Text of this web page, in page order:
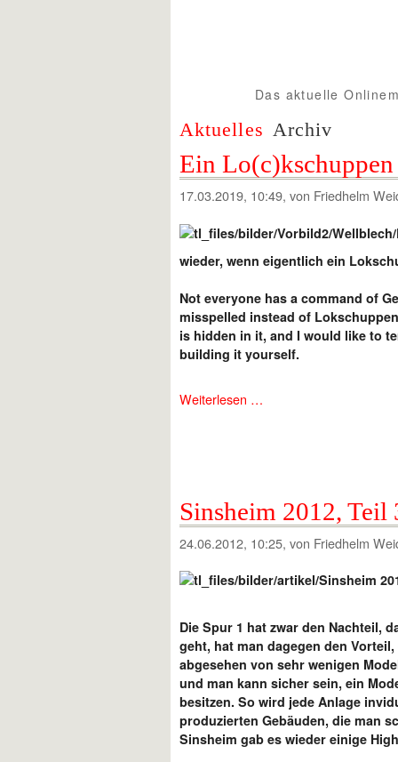
Aktuelles Archiv
Das aktuelle
Spur1info.com
Ein Lo(c)kschuppen
17.03.2019, 10:49, von Friedhelm
wieder, wenn eigentlich ein
Not everyone has a command of
misspelled instead of
is hidden in it, and I would like to
building it yourself.
Weiterlesen …
Sinsheim 2012, Teil
24.06.2012, 10:25, von Friedhelm
Die Spur 1 hat zwar den Nachteil,
geht, hat man dagegen den
abgesehen von sehr wenigen
und man kann sicher sein, ein
besitzen. So wird jede Anlage
produzierten Gebäuden, die man
Sinsheim gab es wieder einige